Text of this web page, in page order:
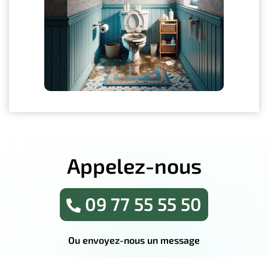
Appelez-nous
09 77 55 55 50
Ou envoyez-nous un message